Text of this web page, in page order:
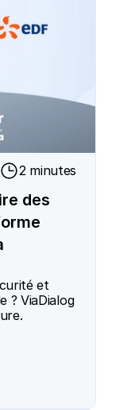
des
2 minutes
et
? ViaDialog